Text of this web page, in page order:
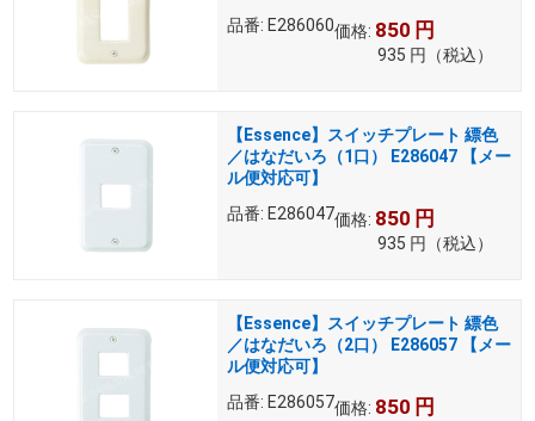
品番: E286060価格: 850 円
935 円 （税込）
【Essence】スイッチプレート 縹色
／はなだいろ（1口） E286047 【メー
ル便対応可】
品番: E286047価格: 850 円
935 円 （税込）
【Essence】スイッチプレート 縹色
／はなだいろ（2口） E286057 【メー
ル便対応可】
品番: E286057価格: 850 円